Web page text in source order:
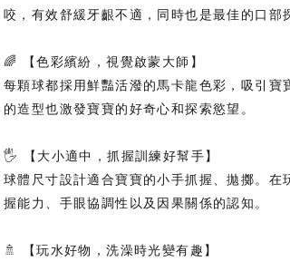
咬，有效舒緩牙齦不適，同時也是最佳的口部
🌈 【色彩繽紛，視覺啟蒙大師】
每顆球都採用鮮豔活潑的馬卡龍色彩，吸引
的造型也激發寶寶的好奇心和探索慾望。
🖐️ 【大小適中，抓握訓練好幫手】
球體尺寸設計適合寶寶的小手抓握、拋擲。
握能力、手眼協調性以及因果關係的認知。
🚿 【玩水好物，洗澡時光變有趣】